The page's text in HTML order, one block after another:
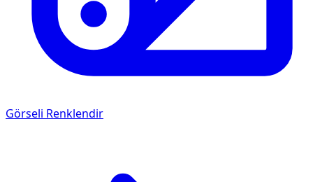
Görseli Renklendir